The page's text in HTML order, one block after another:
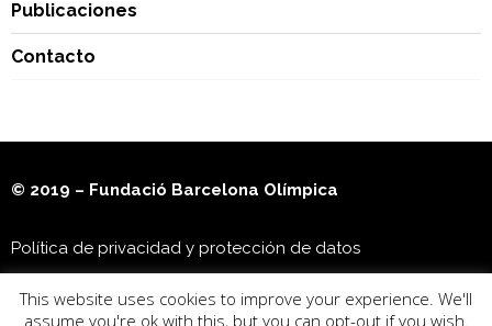
Publicaciones
Contacto
© 2019 – Fundació Barcelona Olímpica
Política de privacidad y protección de datos
Museu Olímpic i de l’Esport Joan Antoni Samaranch
This website uses cookies to improve your experience. We'll
assume you're ok with this, but you can opt-out if you wish.